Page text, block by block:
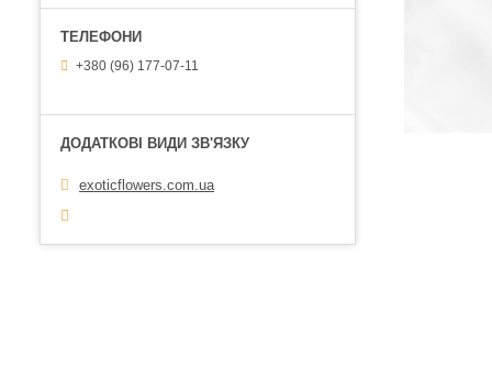
+380 (96) 177-07-11
exoticflowers.com.ua